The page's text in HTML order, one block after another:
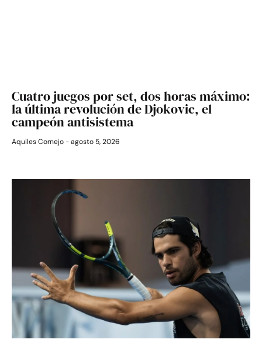
Cuatro juegos por set, dos horas máximo:
la última revolución de Djokovic, el
campeón antisistema
Aquiles Cornejo agosto 5, 2026